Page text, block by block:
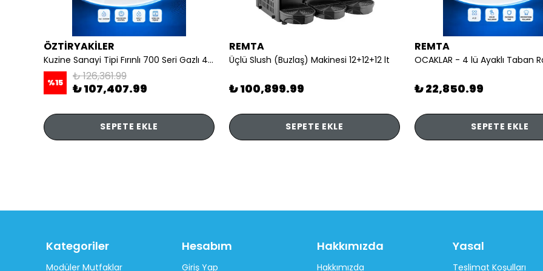
ÖZTİRYAKİLER
Kuzine Sanayi Tipi Fırınlı 700 Seri Gazlı 4 Açık Ateş 80x70x85 (Lp)-2X6Kw+2X7,5Kw+6Kw Elektrikli Fırın
%15 ₺ 126,361.99
₺ 107,407.99
SEPETE EKLE
REMTA
Üçlü Slush (Buzlaş) Makinesi 12+12+12 lt
₺ 100,899.99
SEPETE EKLE
REMTA
₺ 22,850.99
SEPETE EKLE
Kategoriler
Modüler Mutfaklar
Hesabım
Giriş Yap
Hakkımızda
Hakkımızda
Yasal
Teslimat Koşulları